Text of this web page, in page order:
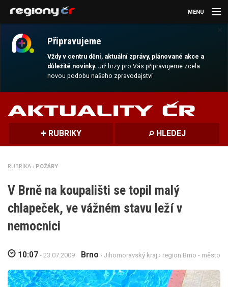
Připravujeme
Vždy v centru dění, aktuální zprávy, plánované akce a
důležité novinky.Již brzy pro Vás připravujeme zcela
novou podobu našeho zpravodajství
MENU
AKTUALITY
MAGAZÍN
DALŠÍ
REGION
RUBRIKY HLEDEJ
RUBRIKA › POŽÁRY
V Brně na koupališti se topil malý
chlapeček, ve vážném stavu leží v
nemocnici
10:07 - 23.07.2009 Brno › Jihomoravský kraj › region Brno - město